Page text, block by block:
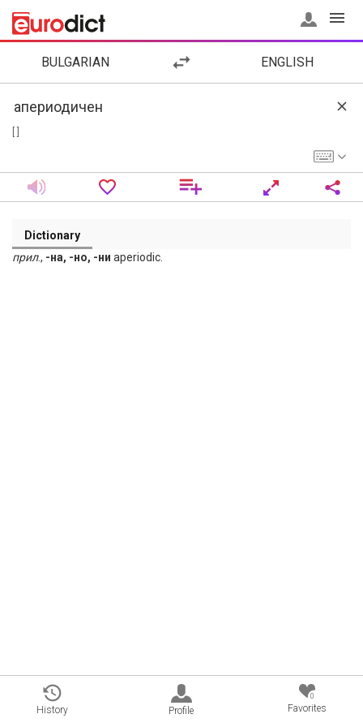
BULGARIAN ENGLISH
Dictionary
прил., -на, -но, -ни aperiodic.
History Profile
0
Favorites